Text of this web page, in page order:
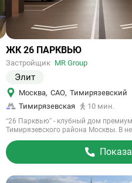
Ссылка
объект
ЖК 26 ПАРКВЬЮ
Застройщик MR Group
Элит
Москва, САО, Тимирязевский
Тимирязевская
10 мин.
“26 Парквью” - клубный дом
Тимирязевского района Москвы. В